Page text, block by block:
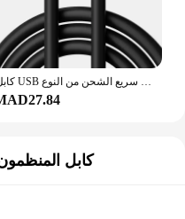
كابل USB سريع الشحن من النوع C ، شاحن ، دوران 180 درجة ، مرفق ، لعبة ، شاومي ، ريدمي ، شرف ، هاتف ، 7A ، 120 واط
كابل